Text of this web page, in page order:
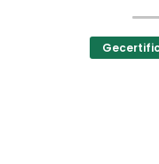
gevonden,
aanpassing
gemaakt.